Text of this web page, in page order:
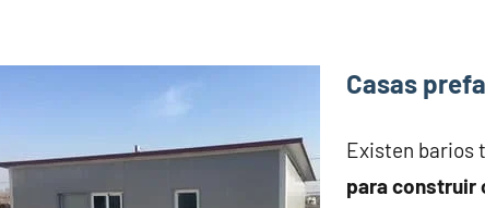
Casas
Existen barios
para construir